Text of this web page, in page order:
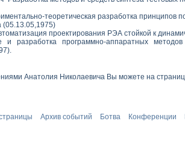
теоретическая разработка принципов
(05.13.05,1975)
проектирования РЭА стойкой к
разработка программно-аппаратных
Анатолия Николаевича Вы можете на
Архив событий Ботва Конференции